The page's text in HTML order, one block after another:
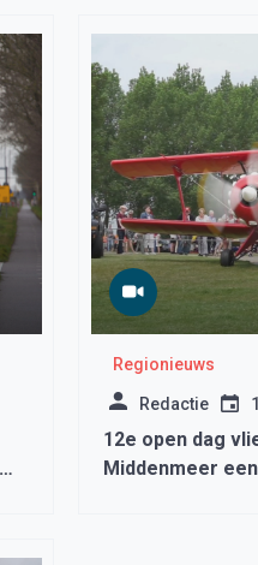
Regionieuws
Redactie
12e open dag
Middenmeer